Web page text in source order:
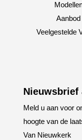
Aanbod
Veelgestelde
Nieuwsbrief
Meld u aan voor
hoogte van de
Van Nieuwkerk